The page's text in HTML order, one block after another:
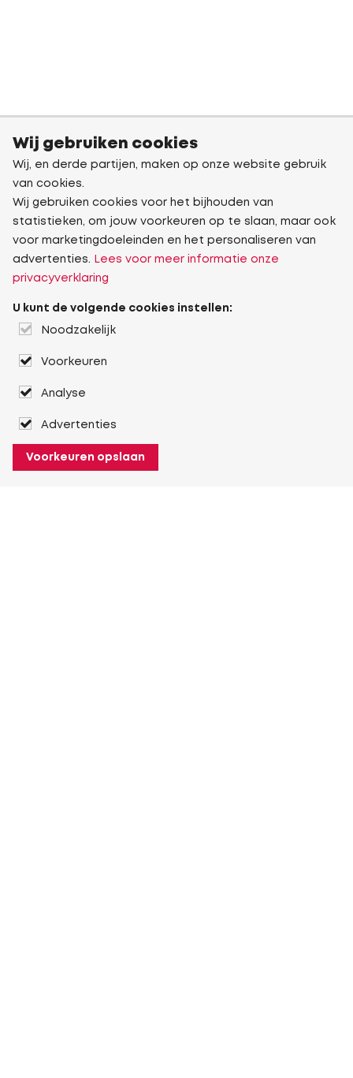
Wij gebruiken cookies
Wij, en derde partijen, maken op onze website gebruik
van cookies.
Wij gebruiken cookies voor het bijhouden van
statistieken, om jouw voorkeuren op te slaan, maar ook
voor marketingdoeleinden en het personaliseren van
advertenties.
Lees voor meer informatie onze
privacyverklaring
U kunt de volgende cookies instellen:
Noodzakelijk
Voorkeuren
Analyse
Advertenties
Voorkeuren opslaan